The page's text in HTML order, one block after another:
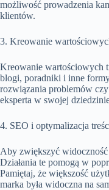
możliwość prowadzenia
klientów.
3. Kreowanie
Kreowanie wartościowych
blogi, poradniki i inne
rozwiązania problemów
eksperta w swojej
4. SEO i optymalizacja
Aby zwiększyć
Działania te pomogą w
Pamiętaj, że większość
marka była widoczna na